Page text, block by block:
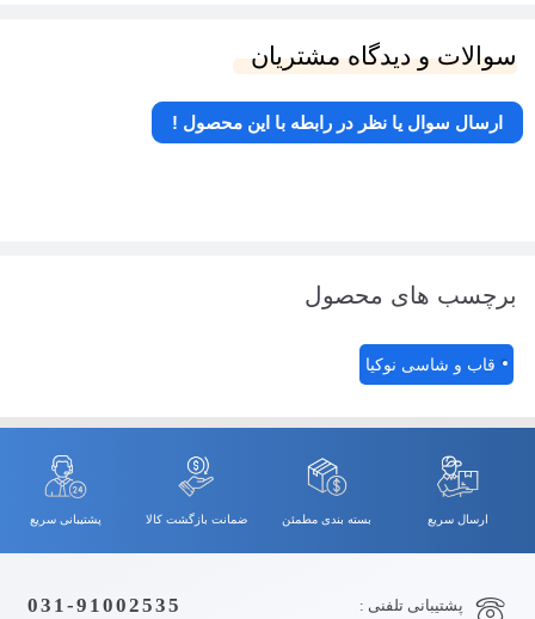
سوالات و دیدگاه مشتریان
ارسال سوال یا نظر در رابطه با این محصول !
برچسب های محصول
قاب و شاسی نوکیا
ارسال سریع بسته بندی مطمئن ضمانت بازگشت کالا پشتیبانی سریع
پشتیبانی تلفنی : 031-91002535